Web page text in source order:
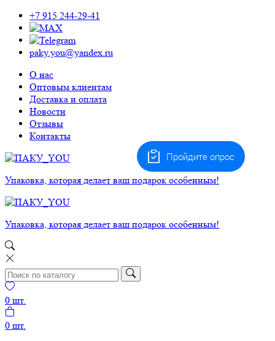
+7 915 244-29-41
paky.you@yandex.ru
О нас
Оптовым клиентам
Доставка и оплата
Новости
Отзывы
Контакты
Упаковка, которая делает ваш подарок особенным!
Упаковка, которая делает ваш подарок особенным!
0 шт.
0 шт.
Пройдите опрос